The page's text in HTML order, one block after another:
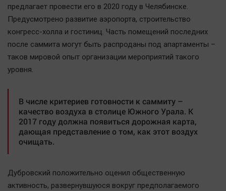
Новости компаний
Прогулки по городу Ч
Статистика
Другие рубрики
Bookworms
English version
Online-консультация
Афиша
предлагает провести его в 2020 году в Челябинске.
Предусмотрено развитие аэропорта, строительство
конгресс-холла и гостиниц. Часть помещений последних
после саммита могут быть распроданы под апартаменты –
таков мировой опыт организации мероприятий такого
уровня.
В числе критериев готовности к саммиту –
качество воздуха в столице Южного Урала. К
2017 году должна появиться дорожная карта,
дающая представление о том, как этот воздух
очищать.
Дубровский положительно оценил общественную
активность, развернувшуюся вокруг предполагаемого